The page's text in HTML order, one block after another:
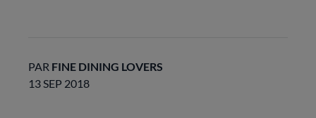
PAR FINE DINING LOVERS
13 SEP 2018